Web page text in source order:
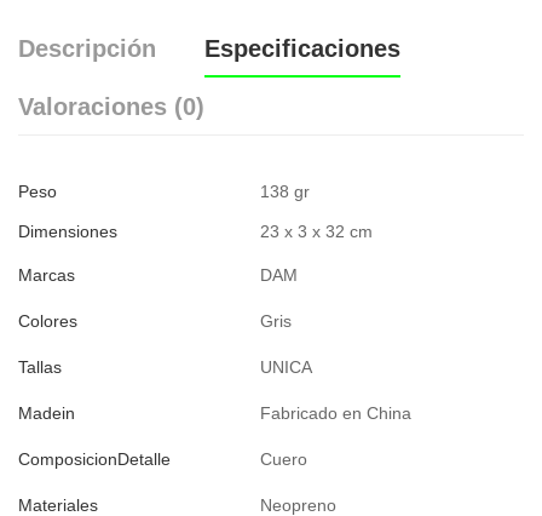
Descripción Especificaciones
Valoraciones (0)
Peso 138 gr
Dimensiones 23 x 3 x 32 cm
Marcas DAM
Colores Gris
Tallas UNICA
Madein Fabricado en China
ComposicionDetalle Cuero
Materiales Neopreno